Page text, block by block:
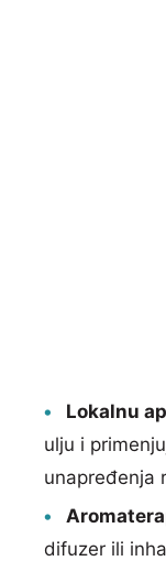
Lokalnu
ulju i
unapređenja
difuzer ili